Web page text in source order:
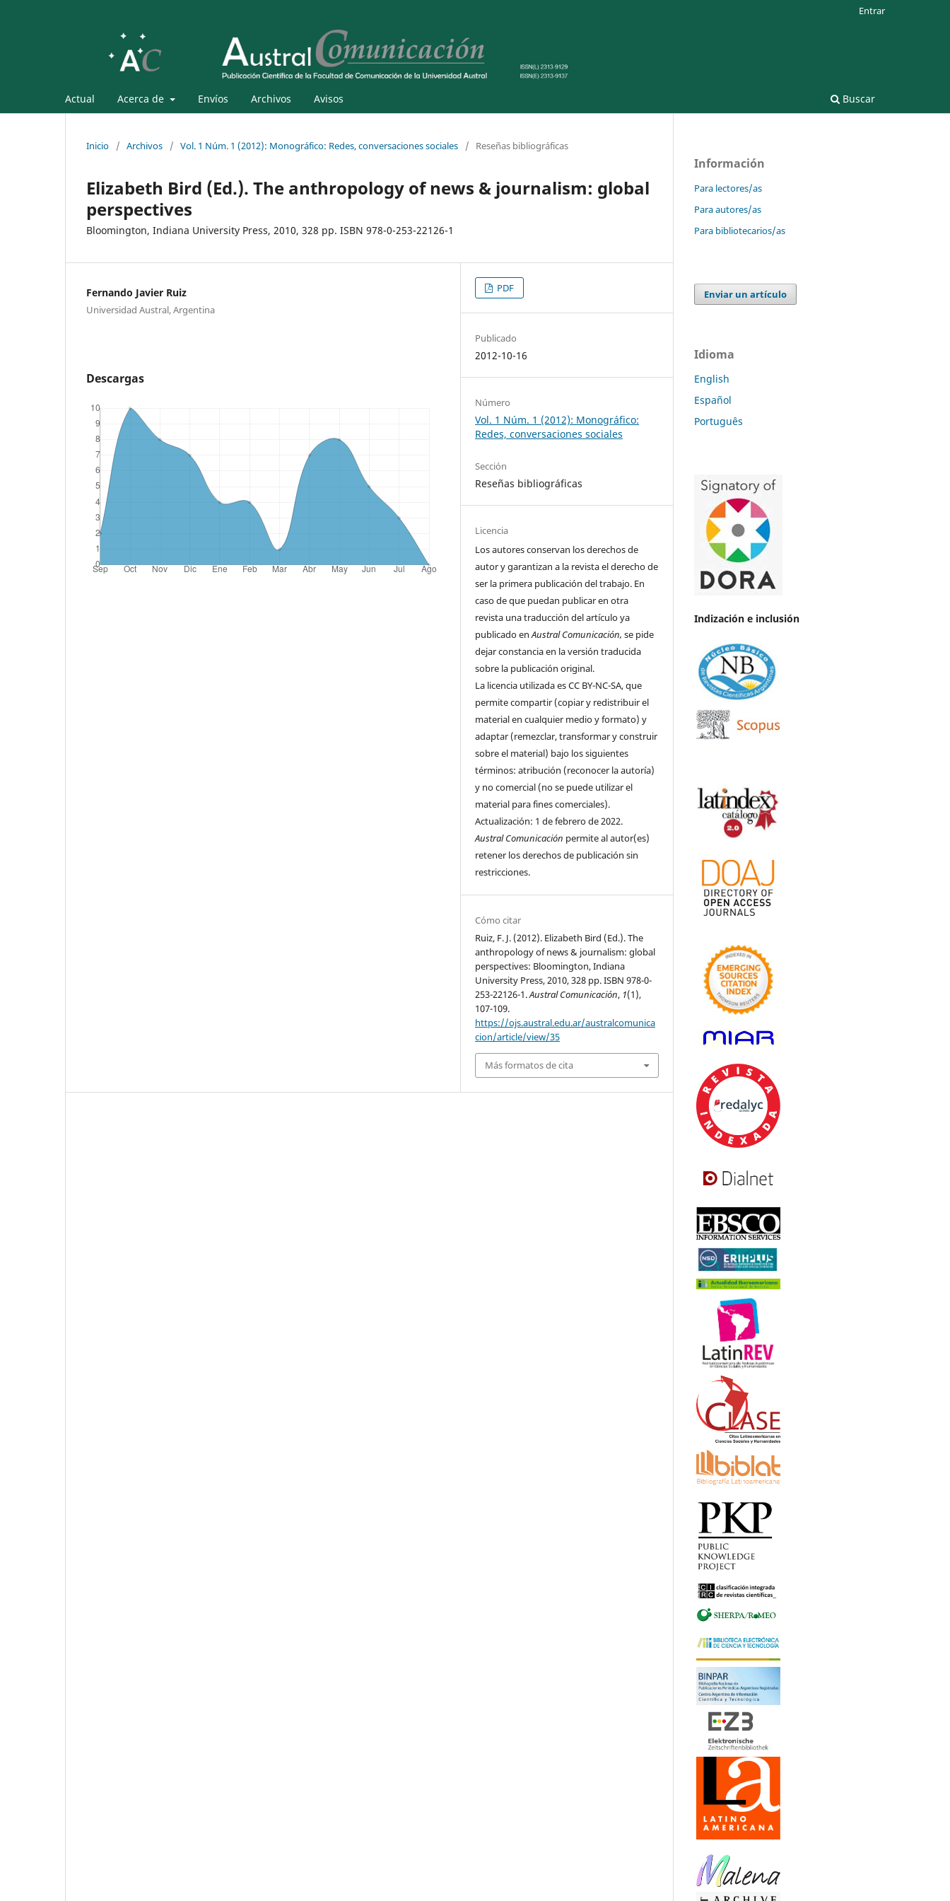
Actual Acerca de Envíos Archivos Avisos Buscar
Entrar
Inicio / Archivos / Vol. 1 Núm. 1 (2012): Monográfico: Redes, conversaciones sociales / Reseñas bibliográficas
Elizabeth Bird (Ed.). The anthropology of news & journalism: global
perspectives
Bloomington, Indiana University Press, 2010, 328 pp. ISBN 978-0-253-22126-1
Fernando Javier Ruiz
Universidad Austral, Argentina
Descargas
PDF
Publicado
2012-10-16
Número
Vol. 1 Núm. 1 (2012): Monográfico:
Redes, conversaciones sociales
Sección
Reseñas bibliográficas
Licencia
Los autores conservan los derechos de
autor y garantizan a la revista el derecho de
ser la primera publicación del trabajo. En
caso de que puedan publicar en otra
revista una traducción del artículo ya
publicado enAustral Comunicación,se pide
dejar constancia en la versión traducida
sobre la publicación original.
La licencia utilizada es CC BY-NC-SA, que
permite compartir (copiar y redistribuir el
material en cualquier medio y formato) y
adaptar (remezclar, transformar y construir
sobre el material) bajo los siguientes
términos: atribución (reconocer la autoría)
y no comercial (no se puede utilizar el
material para fines comerciales).
Actualización: 1 de febrero de 2022.
Austral Comunicación permite al autor(es)
retener los derechos de publicación sin
restricciones.
Cómo citar
Ruiz, F. J. (2012). Elizabeth Bird (Ed.). The
anthropology of news & journalism: global
perspectives: Bloomington, Indiana
University Press, 2010, 328 pp. ISBN 978-0-
253-22126-1.Austral Comunicación, 1(1),
107-109.
https://ojs.austral.edu.ar/australcomunica
cion/article/view/35
Más formatos de cita
Información
Para lectores/as
Para autores/as
Para bibliotecarios/as
Enviar un artículo
Idioma
English
Español
Português
Indización e inclusión